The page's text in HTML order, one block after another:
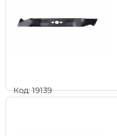
Код: 19139